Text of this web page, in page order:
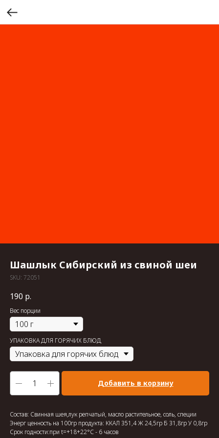
Шашлык Сибирский из свиной шеи
SKU: 72051
190 р.
Вес порции
УПАКОВКА ДЛЯ ГОРЯЧИХ БЛЮД
Добавить в корзину
Состав: Свинная шея,лук репчатый, масло растительное, соль, специи
Энерг ценность на 100гр продукта: ККАЛ 351,4 Ж 24,5гр Б 31,8гр У 0,8гр
Срок годности:при t=+18+22°С - 6 часов